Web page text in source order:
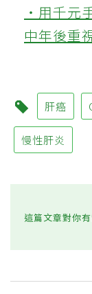
‧用千元
中年後重
肝癌
慢性肝炎
這篇文章對你